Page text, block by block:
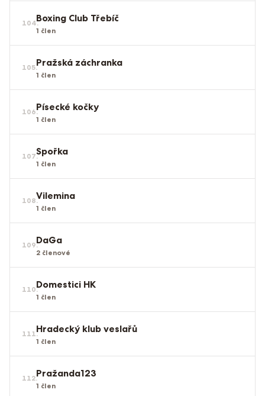
104.Boxing Club Třebíč
1 člen
105.Pražská záchranka
1 člen
106.Písecké kočky
1 člen
107.Spořka
1 člen
108.Vilemina
1 člen
109.DaGa
2 členové
110.Domestici HK
1 člen
111.Hradecký klub veslařů
1 člen
112.Pražanda123
1 člen